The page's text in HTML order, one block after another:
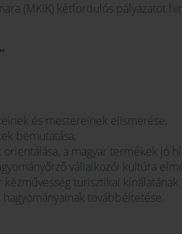
(MKIK) kétfordulós pályázatot
és mestereinek elismerése,
bemutatása,
a magyar termékek jó
vállalkozói kultúra
turisztikai kínálatának
továbbéltetése.